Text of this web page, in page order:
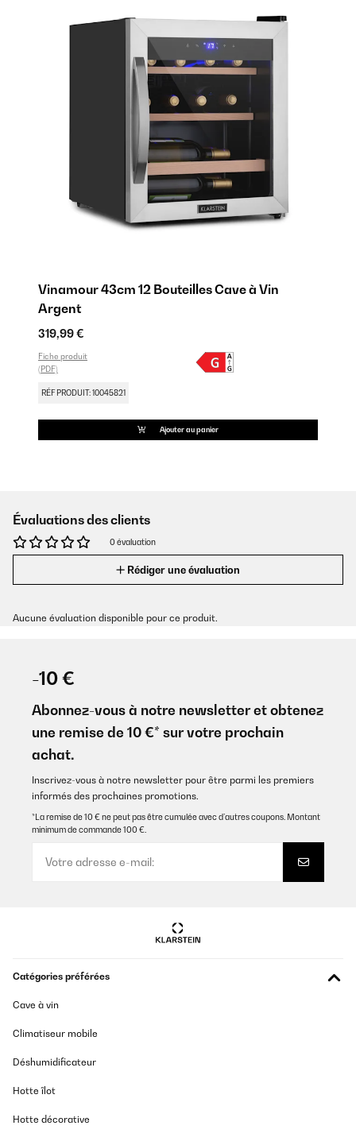
Vinamour 43cm 12 Bouteilles Cave à Vin
Argent
319,99 €
Fiche produit
(PDF)
RÉF PRODUIT: 10045821
Ajouter au panier
Évaluations des clients
0 évaluation
Rédiger une évaluation
Aucune évaluation disponible pour ce produit.
-10 €
Abonnez-vous à notre newsletter et obtenez
une remise de 10 €* sur votre prochain
achat.
Inscrivez-vous à notre newsletter pour être parmi les premiers
informés des prochaines promotions.
*La remise de 10 € ne peut pas être cumulée avec d’autres coupons. Montant
minimum de commande 100 €.
Catégories préférées
Cave à vin
Climatiseur mobile
Déshumidificateur
Hotte îlot
Hotte décorative